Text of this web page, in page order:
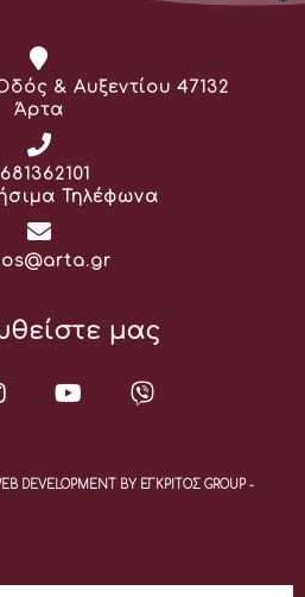
& Αυξεντίου 47132
Άρτα
Τηλέφωνα
μας
DEVELOPMENT BY ΕΓΚΡΙΤΟΣ GROUP -